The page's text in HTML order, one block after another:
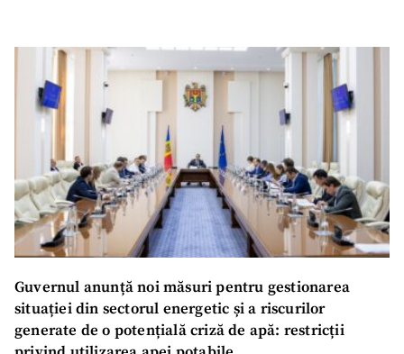
Guvernul anunță noi măsuri pentru gestionarea
situației din sectorul energetic și a riscurilor
generate de o potențială criză de apă: restricții